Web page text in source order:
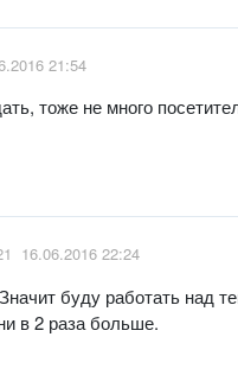
21:54
тоже не много
16.06.2016 22:24
буду работать над
в 2 раза больше.